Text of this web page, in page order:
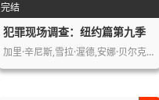
完结
犯罪现场调查：纽约篇第九季
加里·辛尼斯,雪拉·渥德,安娜·贝尔克…